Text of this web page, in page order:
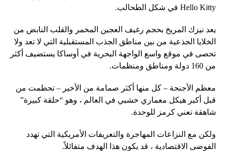
Hello Kitty في شكل الطحالب.
يعد نيزك المريخ بحجم رغيف العجين المخمر والقلب النابض من
الخلايا الجذعية من بين مناطق الجذب المستقبلية التي لا تعد ولا
تحصى في موقع واسع الواجهة البحرية في أوساكا يستضيف أكثر
من 160 دولة ومناطق ومنظمات.
معظم الأجنحة – كل منها أكثر صمامة من الأخير – تحطمت من
قبل أكبر هيكل معماري خشبي في العالم ، وهو “حلقة كبيرة”
شاهقة تعني كرمز للوحدة.
ولكن مع النزاعات المهاجرة والتعريفات الأمريكية التي تهدد
الفوضى الاقتصادية ، قد يكون هذا الهدف متفائلاً.